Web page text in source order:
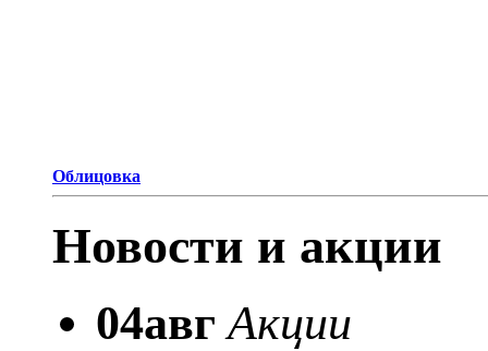
Облицовка
Новости и акции
04авг Акции